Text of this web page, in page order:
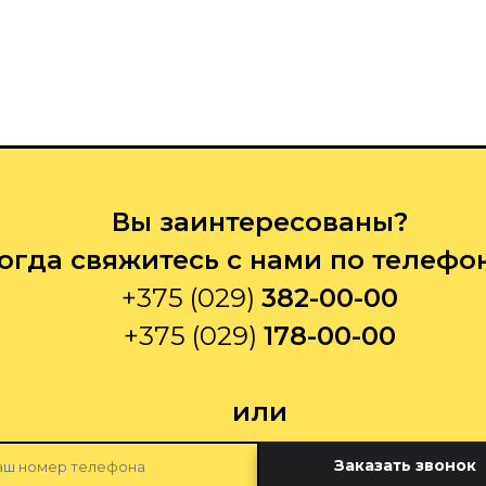
Вы заинтересованы?
свяжитесь с нами по
+375 (029) 382-00-00
+375 (029) 178-00-00
или
Заказать звонок